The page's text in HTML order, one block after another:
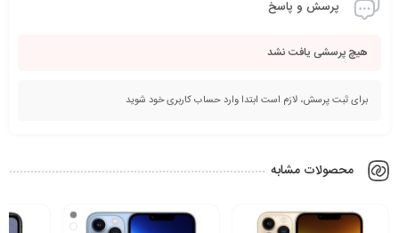
پرسش و پاسخ
هیچ پرسشی یافت نشد
برای ثبت پرسش، لازم است ابتدا وارد حساب کاربری خود شوید
محصولات مشابه